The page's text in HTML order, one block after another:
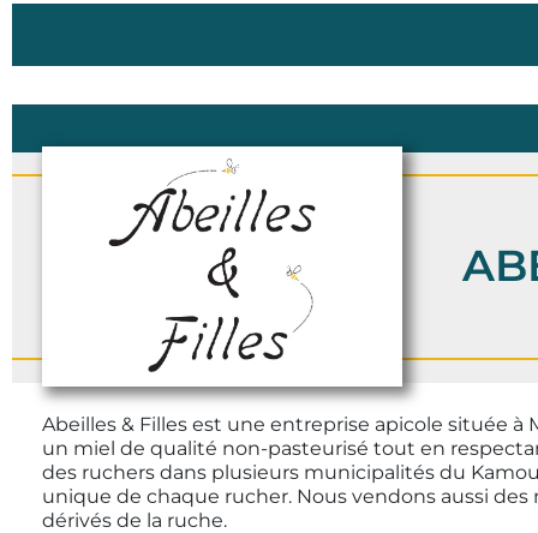
Abeilles & Filles est une entreprise apicole située à
un miel de qualité non-pasteurisé tout en
des ruchers dans plusieurs municipalités du
unique de chaque rucher. Nous vendons aussi
dérivés de la ruche.